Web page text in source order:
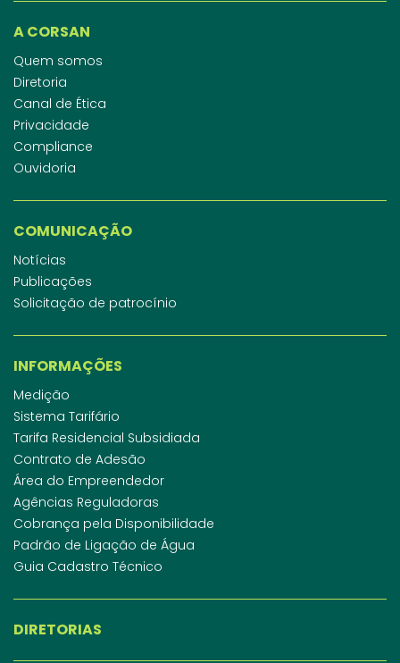
A CORSAN
Quem somos
Diretoria
Canal de Ética
Privacidade
Compliance
Ouvidoria
COMUNICAÇÃO
Notícias
Publicações
Solicitação de patrocínio
INFORMAÇÕES
Medição
Sistema Tarifário
Tarifa Residencial Subsidiada
Contrato de Adesão
Área do Empreendedor
Agências Reguladoras
Cobrança pela Disponibilidade
Padrão de Ligação de Água
Guia Cadastro Técnico
DIRETORIAS